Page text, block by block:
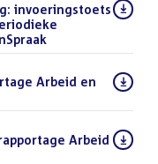
invoeringstoets
Arbeid en
Arbeid